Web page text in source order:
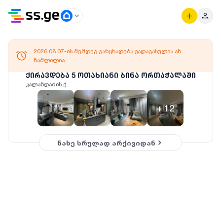
ქირავდება 5 ოთახიანი ბინა ორთაჭალაში
კალანდაძის ქ.
+12
2026.08.07-ის შემდეგ განცხადება ვადაგასულია ან
წაშლილია
ნახე სრულად არქივიდან